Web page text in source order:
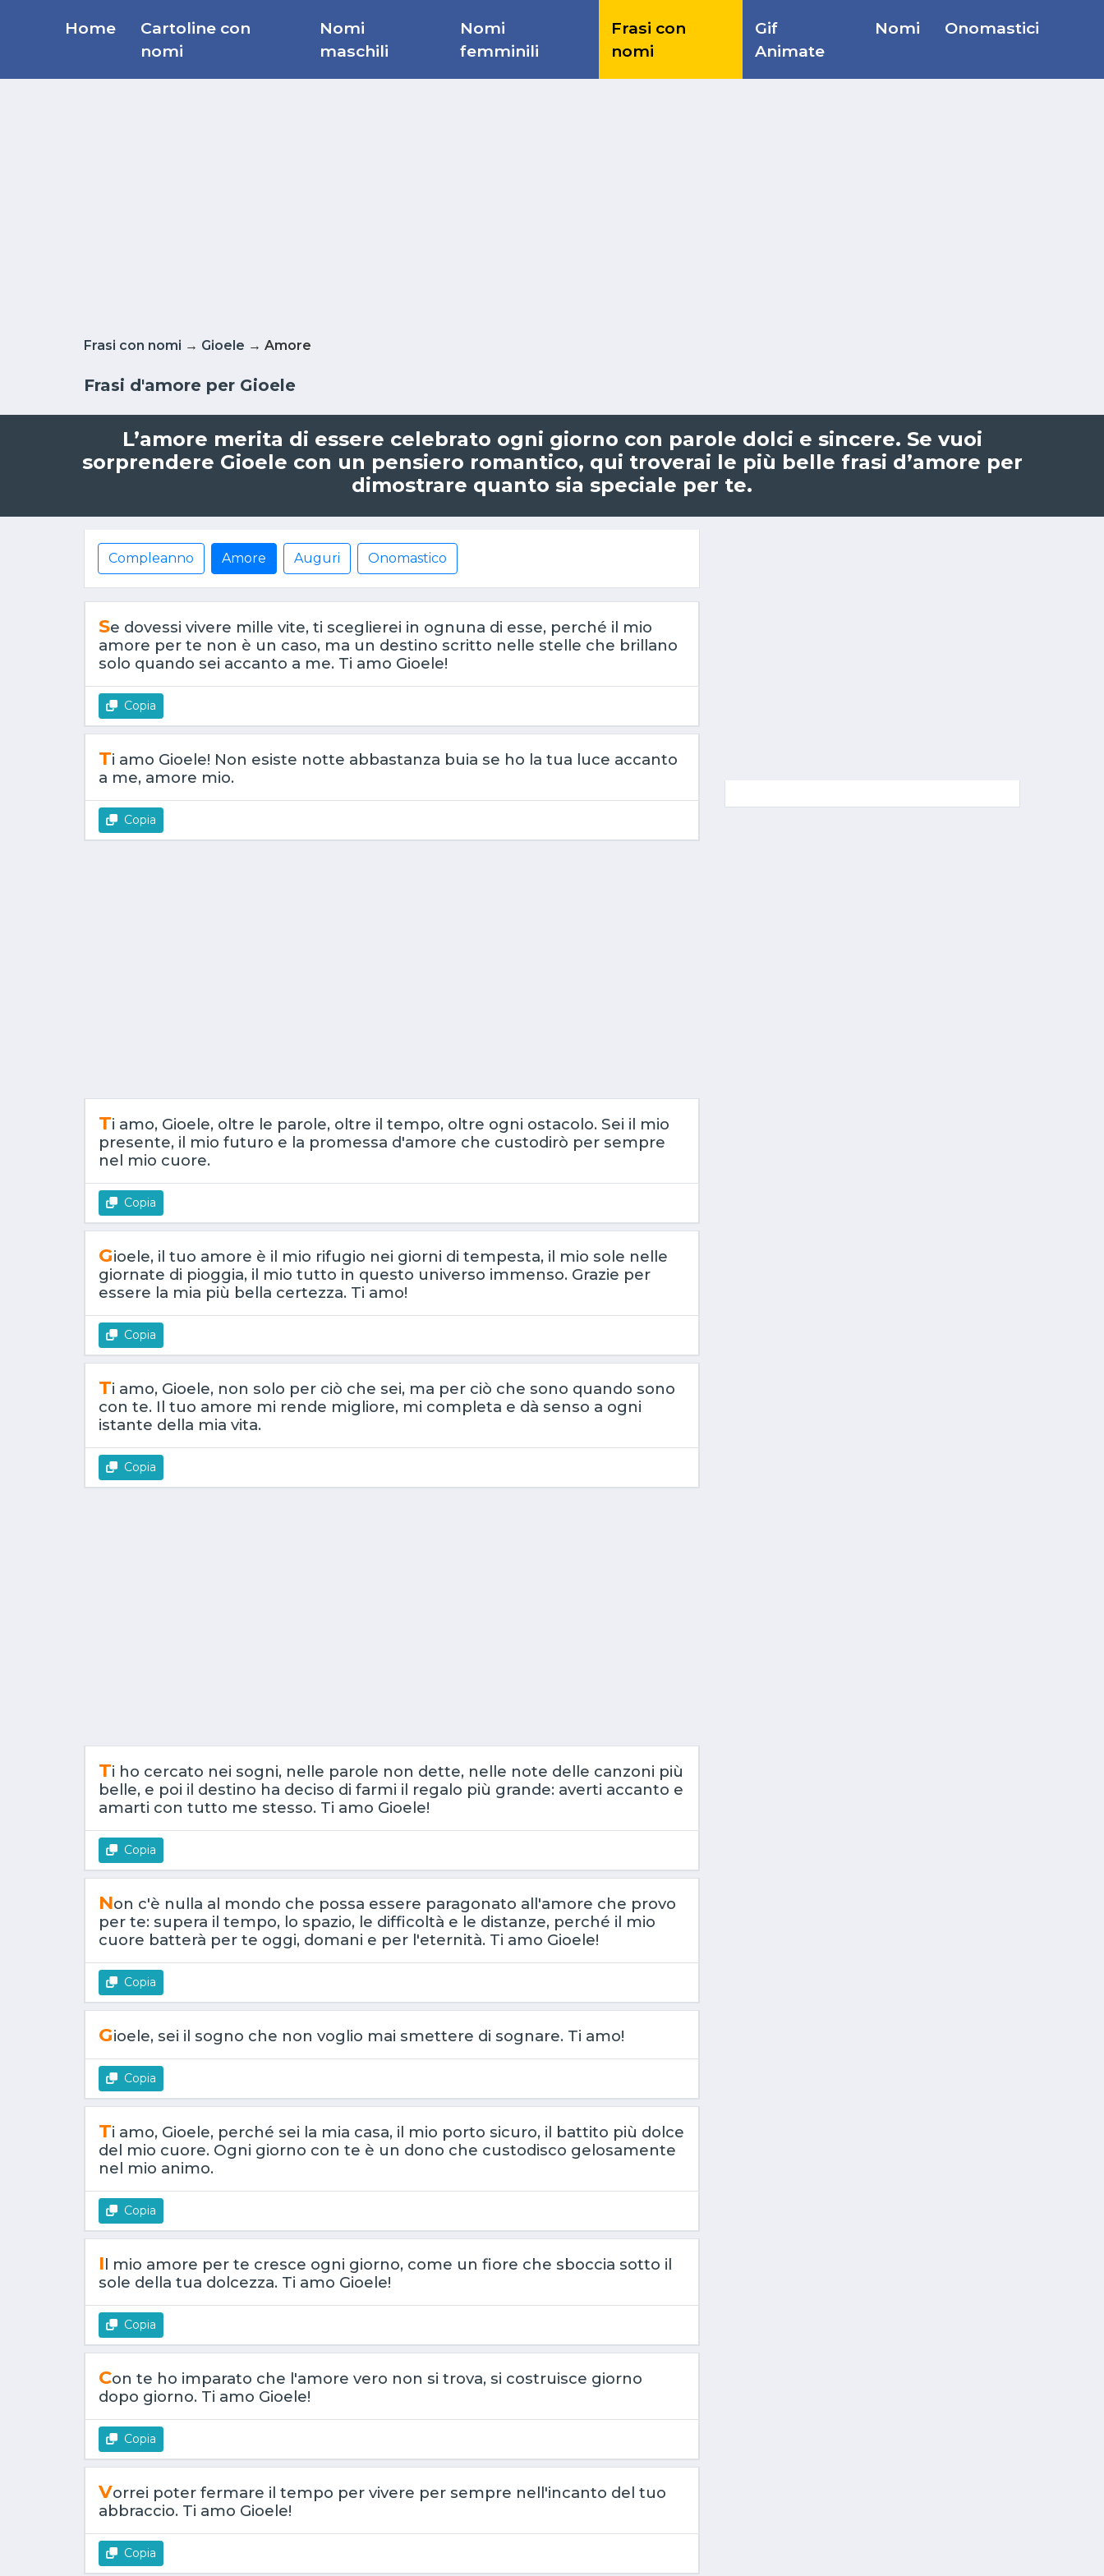
Home
Cartoline con
nomi
Nomi
maschili
Nomi
femminili
Frasi con
nomi
Gif
Animate
Nomi Onomastici
Frasi con nomi → Gioele → Amore
Frasi d'amore per Gioele
L’amore merita di essere celebrato ogni giorno con parole dolci e sincere. Se vuoi
sorprendere Gioele con un pensiero romantico, qui troverai le più belle frasi d’amore per
dimostrare quanto sia speciale per te.
Compleanno Amore Auguri Onomastico
Se dovessi vivere mille vite, ti sceglierei in ognuna di esse, perché il mio
amore per te non è un caso, ma un destino scritto nelle stelle che brillano
solo quando sei accanto a me. Ti amo Gioele!
Copia
Ti amo Gioele! Non esiste notte abbastanza buia se ho la tua luce accanto
a me, amore mio.
Copia
Ti amo, Gioele, oltre le parole, oltre il tempo, oltre ogni ostacolo. Sei il mio
presente, il mio futuro e la promessa d'amore che custodirò per sempre
nel mio cuore.
Copia
Gioele, il tuo amore è il mio rifugio nei giorni di tempesta, il mio sole nelle
giornate di pioggia, il mio tutto in questo universo immenso. Grazie per
essere la mia più bella certezza. Ti amo!
Copia
Ti amo, Gioele, non solo per ciò che sei, ma per ciò che sono quando sono
con te. Il tuo amore mi rende migliore, mi completa e dà senso a ogni
istante della mia vita.
Copia
Ti ho cercato nei sogni, nelle parole non dette, nelle note delle canzoni più
belle, e poi il destino ha deciso di farmi il regalo più grande: averti accanto e
amarti con tutto me stesso. Ti amo Gioele!
Copia
Non c'è nulla al mondo che possa essere paragonato all'amore che provo
per te: supera il tempo, lo spazio, le difficoltà e le distanze, perché il mio
cuore batterà per te oggi, domani e per l'eternità. Ti amo Gioele!
Copia
Gioele, sei il sogno che non voglio mai smettere di sognare. Ti amo!
Copia
Ti amo, Gioele, perché sei la mia casa, il mio porto sicuro, il battito più dolce
del mio cuore. Ogni giorno con te è un dono che custodisco gelosamente
nel mio animo.
Copia
Il mio amore per te cresce ogni giorno, come un fiore che sboccia sotto il
sole della tua dolcezza. Ti amo Gioele!
Copia
Con te ho imparato che l'amore vero non si trova, si costruisce giorno
dopo giorno. Ti amo Gioele!
Copia
Vorrei poter fermare il tempo per vivere per sempre nell'incanto del tuo
abbraccio. Ti amo Gioele!
Copia